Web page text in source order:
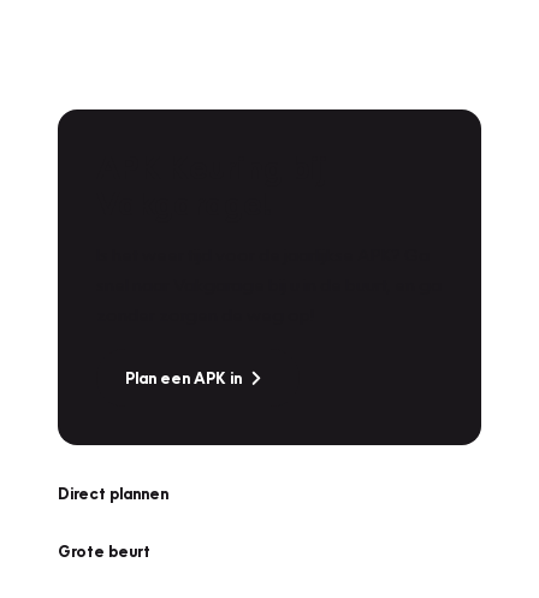
Plan een APK in
Direct plannen
Grote beurt